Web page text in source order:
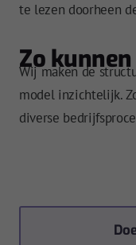
te lezen doorheen
Zo
Wij maken de
model inzichtelijk.
diverse